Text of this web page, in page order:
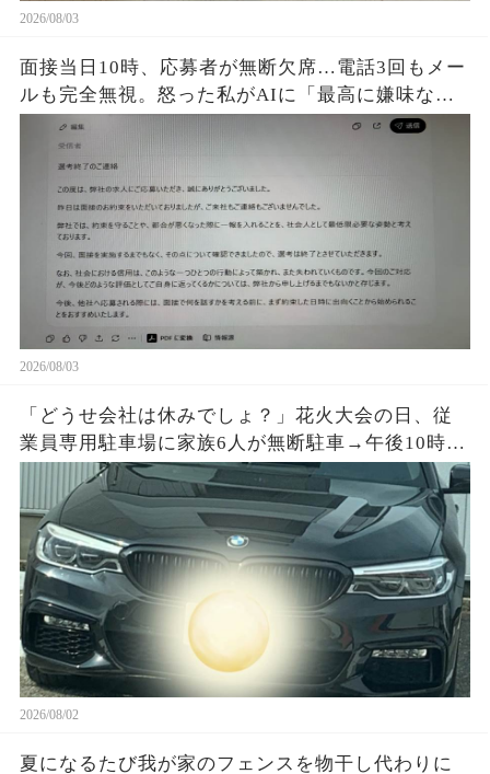
2026/08/03
面接当日10時、応募者が無断欠席…電話3回もメー
ルも完全無視。怒った私がAIに「最高に嫌味な不
採用通知を書いて」と頼むと、正論すぎる文章が
完成して…
2026/08/03
「どうせ会社は休みでしょ？」花火大会の日、従
業員専用駐車場に家族6人が無断駐車→午後10時、
施錠されたゲートと防犯カメラ映像を見て絶句…
2026/08/02
夏になるたび我が家のフェンスを物干し代わりに